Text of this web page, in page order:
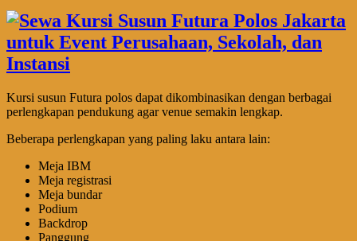
Kursi susun Futura polos dapat dikombinasikan dengan berbagai
perlengkapan pendukung agar venue semakin lengkap.
Beberapa perlengkapan yang paling laku antara lain:
Meja IBM
Meja registrasi
Meja bundar
Podium
Backdrop
Panggung